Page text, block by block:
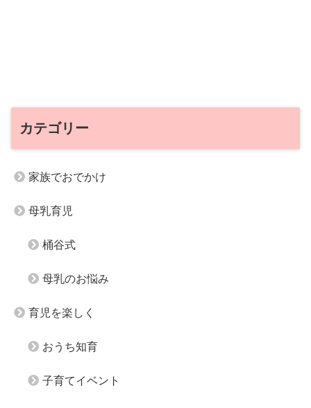
カテゴリー
家族でおでかけ
母乳育児
桶谷式
母乳のお悩み
育児を楽しく
おうち知育
子育てイベント